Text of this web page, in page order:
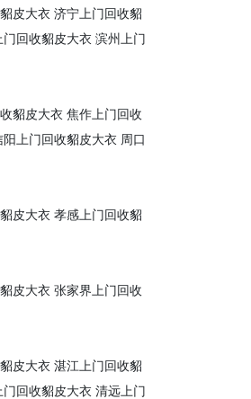
皮大衣 济宁上门回收貂
门回收貂皮大衣 滨州上门
貂皮大衣 焦作上门回收
阳上门回收貂皮大衣 周口
皮大衣 孝感上门回收貂
皮大衣 张家界上门回收
皮大衣 湛江上门回收貂
门回收貂皮大衣 清远上门